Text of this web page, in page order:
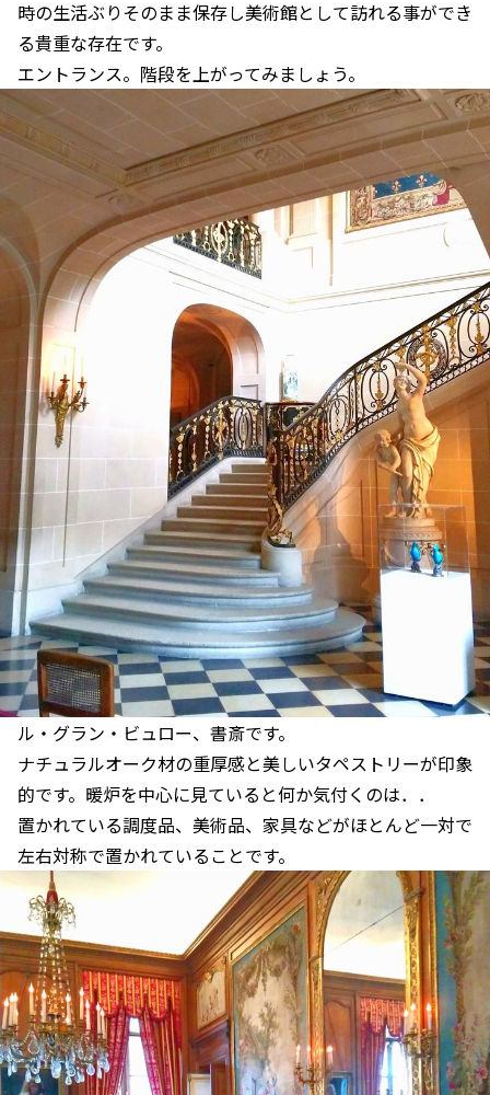
時の生活ぶりそのまま保存し美術館として訪れる事ができ
る貴重な存在です。
エントランス。階段を上がってみましょう。
ル・グラン・ビュロー、書斎です。
ナチュラルオーク材の重厚感と美しいタペストリーが印象
的です。暖炉を中心に見ていると何か気付くのは．．
置かれている調度品、美術品、家具などがほとんど一対で
左右対称で置かれていることです。